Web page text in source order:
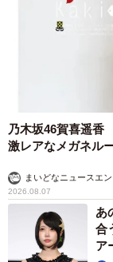
乃木坂46賀喜遥
激レアなメガネル
まいどなニュースエ
2026.08.07
あ
合
ア